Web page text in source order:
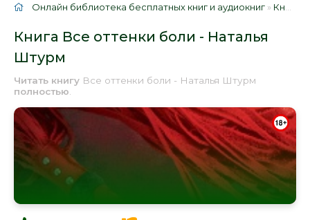
Онлайн библиотека бесплатных книг и аудиокниг » Книги
Книга Все оттенки боли - Наталья
Штурм
Читать книгу Все оттенки боли - Наталья Штурм
полностью